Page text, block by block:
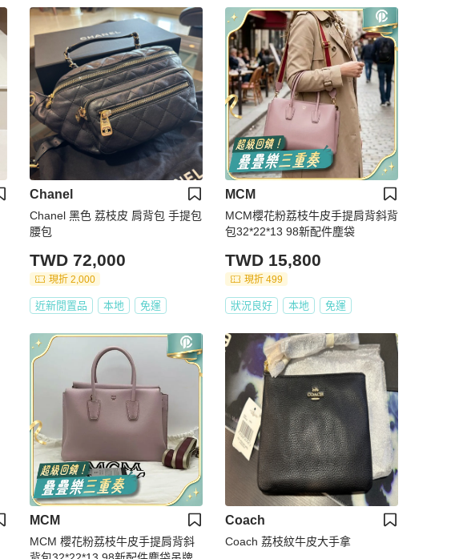
Chanel
Chanel 黑色 荔枝皮 肩背包 手提包
腰包
TWD 72,000
現折 2,000
近新閒置品 本地 免運
MCM
MCM櫻花粉荔枝牛皮手提肩背斜背
包32*22*13 98新配件塵袋
TWD 15,800
現折 499
狀況良好 本地 免運
MCM
MCM 櫻花粉荔枝牛皮手提肩背斜
Coach
Coach 荔枝紋牛皮大手拿